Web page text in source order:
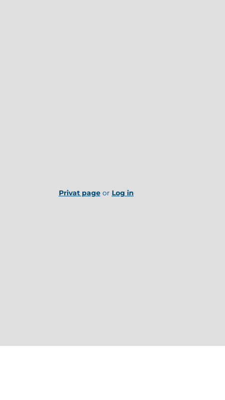
Privat pageor Log in